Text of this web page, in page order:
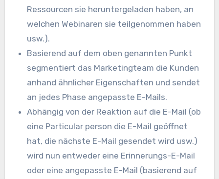
Ressourcen sie heruntergeladen haben, an
welchen Webinaren sie teilgenommen haben
usw.).
Basierend auf dem oben genannten Punkt
segmentiert das Marketingteam die Kunden
anhand ähnlicher Eigenschaften und sendet
an jedes Phase angepasste E-Mails.
Abhängig von der Reaktion auf die E-Mail (ob
eine Particular person die E-Mail geöffnet
hat, die nächste E-Mail gesendet wird usw.)
wird nun entweder eine Erinnerungs-E-Mail
oder eine angepasste E-Mail (basierend auf